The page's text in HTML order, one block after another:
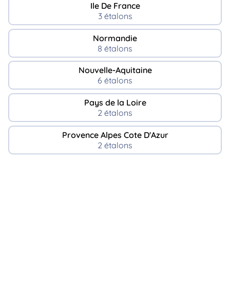
Ile De France
3 étalons
Normandie
8 étalons
Nouvelle-Aquitaine
6 étalons
Pays de la Loire
2 étalons
Provence Alpes Cote D'Azur
2 étalons